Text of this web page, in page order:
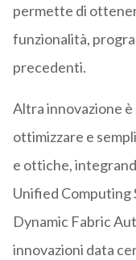
permette di
funzionalità,
precedenti.
Altra innovazione
ottimizzare e
e ottiche,
Unified Computing
Dynamic Fabric
innovazioni data